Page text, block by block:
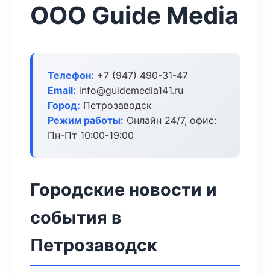
ООО Guide Media
Телефон: +7 (947) 490-31-47
Email: info@guidemedia141.ru
Город: Петрозаводск
Режим работы: Онлайн 24/7, офис:
Пн-Пт 10:00-19:00
Городские новости и
события в
Петрозаводск